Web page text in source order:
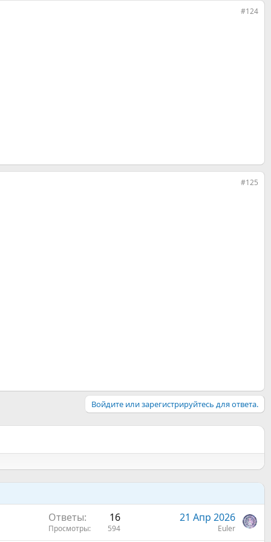
#124
#125
Войдите или зарегистрируйтесь для ответа.
Ответы 16
Просмотры 594
21 Апр 2026
Euler